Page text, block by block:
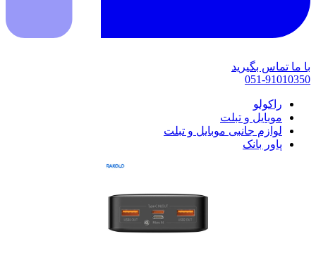
با ما تماس بگیرید
051-91010350
راکولو
موبایل و تبلت
لوازم جانبی موبایل و تبلت
پاور بانک